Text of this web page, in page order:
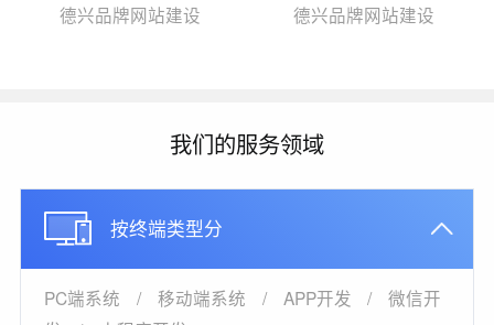
德兴品牌网站建设 德兴品牌网站建设
我们的服务领域
按终端类型分
PC端系统 / 移动端系统 / APP开发 /
微信开